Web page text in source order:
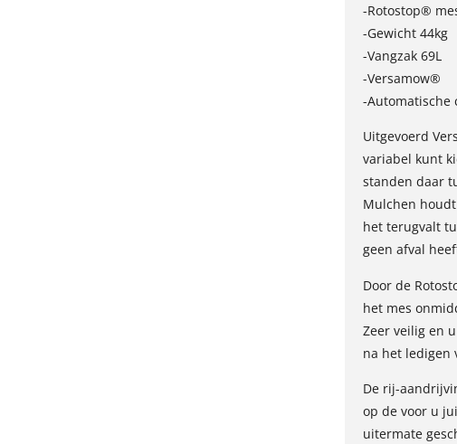
-Rotostop®
-Gewicht 44kg
-Vangzak 69L
-Versamow®
-Automatische
Uitgevoerd
variabel kunt
standen daar
Mulchen
het terugvalt
geen afval
Door de
het mes
Zeer veilig en
na het ledigen
De rij-
op de voor u
uitermate